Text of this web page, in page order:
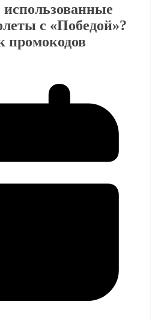
с «Победой»?
промокодов